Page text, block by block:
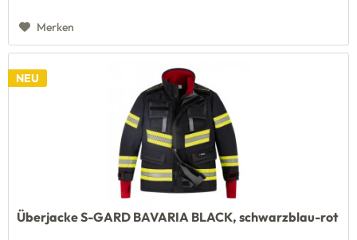
Merken
NEU
Überjacke S-GARD BAVARIA BLACK, schwarzblau-rot